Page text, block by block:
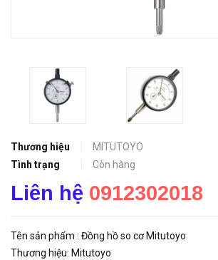
Thương hiệu
MITUTOYO
Tình trạng
Còn hàng
Liên hệ 0912302018
Tên sản phẩm : Đồng hồ so cơ Mitutoyo
Thương hiệu: Mitutoyo